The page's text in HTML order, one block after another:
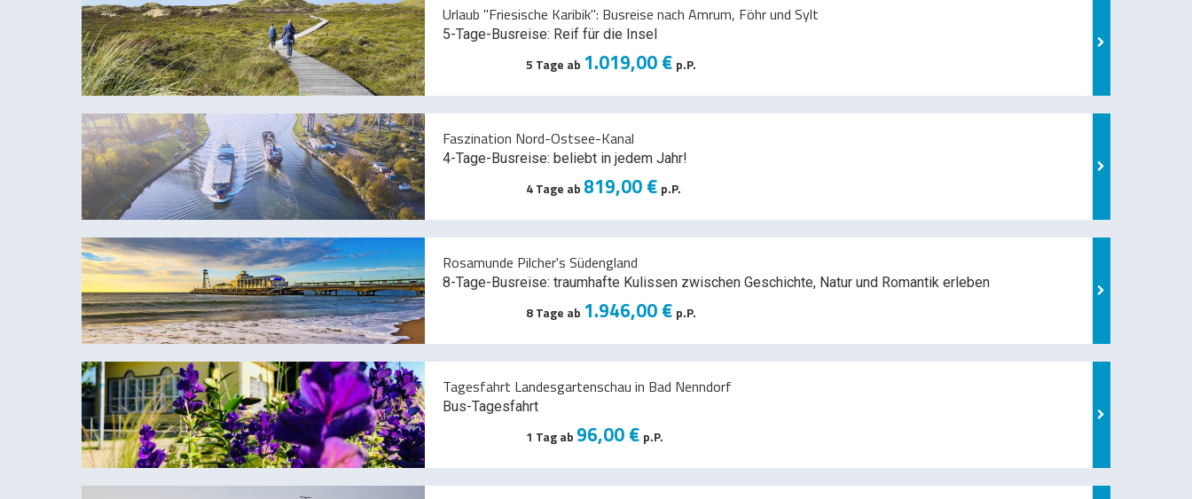
Urlaub "Friesische Karibik": Busreise nach Amrum, Föhr und Sylt
5-Tage-Busreise: Reif für die Insel
5 Tage ab 1.019,00 € p.P.
Faszination Nord-Ostsee-Kanal
4-Tage-Busreise: beliebt in jedem Jahr!
4 Tage ab 819,00 € p.P.
Rosamunde Pilcher's Südengland
8-Tage-Busreise: traumhafte Kulissen zwischen Geschichte, Natur und Romantik erleben
8 Tage ab 1.946,00 € p.P.
Tagesfahrt Landesgartenschau in Bad Nenndorf
Bus-Tagesfahrt
1 Tag ab 96,00 € p.P.